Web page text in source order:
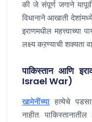
की जे संपूर्ण जगाने
विधानाने आखाती
इराणमधील महत्त्वाच्या
लक्ष्य कऱण्याची शक्यता
पाकिस्तान आणि
Israel War)
खामेनींच्या हत्येचे
नाहीत.